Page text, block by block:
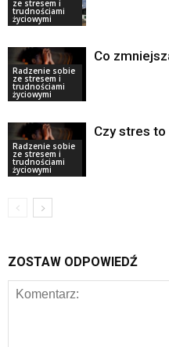
ze stresem i
trudnościami
życiowymi
Radzenie sobie
ze stresem i
trudnościami
życiowymi
Co
Radzenie sobie
ze stresem i
trudnościami
życiowymi
Czy stres
ZOSTAW ODPOWIEDŹ